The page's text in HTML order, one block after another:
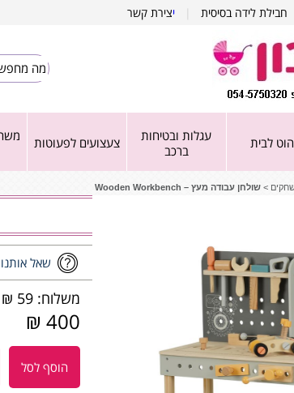
חבילת לידה בסיסית יצירת קשר
לבית
עגלות ובטיחות
ברכב
צעצועים לפעוטות
> שולחן עבודה מעץ – ‏‏‏‏Wooden Workbench
שאל
משלוח: 59 ₪
400 ₪
הוסף לסל